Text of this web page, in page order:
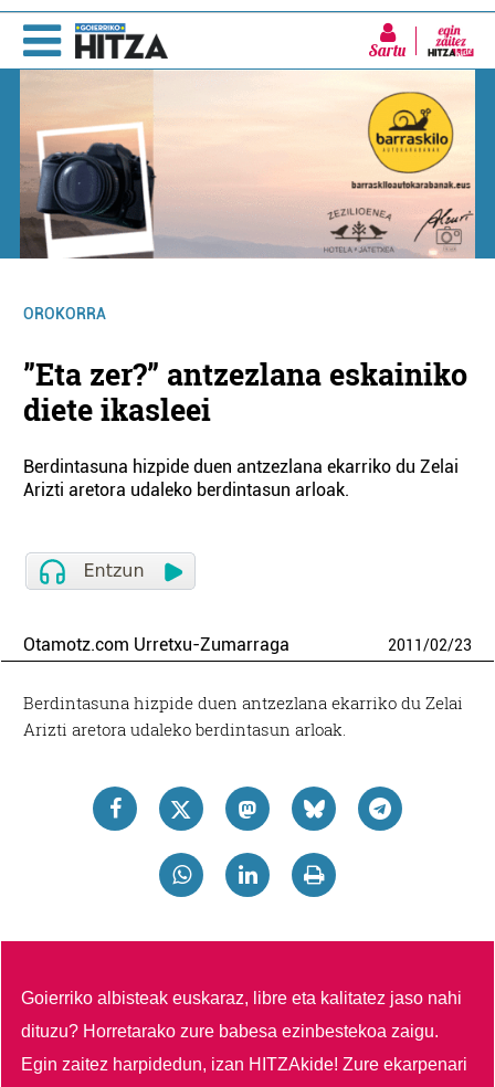
Sartu
OROKORRA
”Eta zer?” antzezlana eskainiko
diete ikasleei
Berdintasuna hizpide duen antzezlana ekarriko du Zelai
Arizti aretora udaleko berdintasun arloak.
Otamotz.com Urretxu-Zumarraga 2011/02/23
Berdintasuna hizpide duen antzezlana ekarriko du Zelai
Arizti aretora udaleko berdintasun arloak.
Goierriko albisteak euskaraz, libre eta kalitatez jaso nahi
dituzu? Horretarako zure babesa ezinbestekoa zaigu.
Egin zaitez harpidedun, izan HITZAkide!Zure ekarpenari